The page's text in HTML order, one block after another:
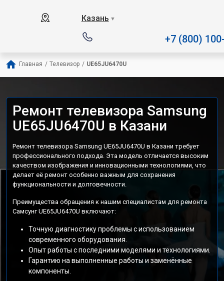
Казань ▼
+7 (800)
Главная / Телевизор / UE65JU6470U
Ремонт телевизора Samsung
UE65JU6470U в Казани
Ремонт телевизора Samsung UE65JU6470U в Казани требует
профессионального подхода. Эта модель отличается высоким
качеством изображения и инновационными технологиями, что
делает её ремонт особенно важным для сохранения
функциональности и долговечности.
Преимущества обращения к нашим специалистам для ремонта
Самсунг UE65JU6470U включают:
Точную диагностику проблемы с использованием
современного оборудования.
Опыт работы с последними моделями и технологиями.
Гарантию на выполненные работы и заменённые
компоненты.